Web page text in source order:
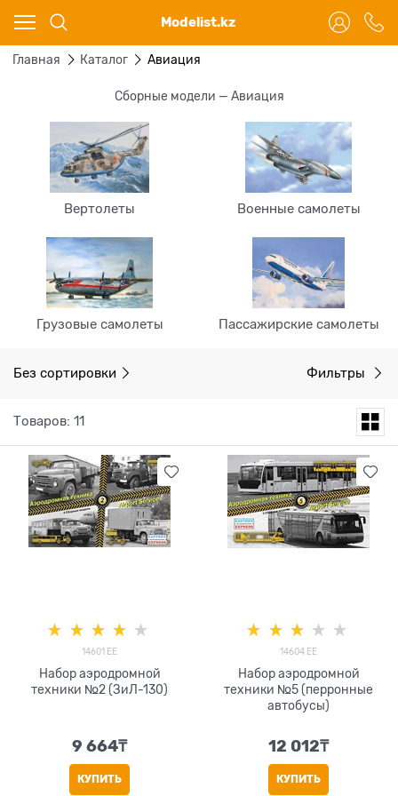
Modelist.kz
Главная Каталог Авиация
Сборные модели — Авиация
Вертолеты Военные самолеты
Грузовые самолеты Пассажирские самолеты
Без сортировки Фильтры
Товаров: 11
14601 EE
Набор аэродромной
техники №2 (ЗиЛ-130)
9 664₸
КУПИТЬ
14604 EE
Набор аэродромной
техники №5 (перронные
автобусы)
12 012₸
КУПИТЬ
Ваш город - Караганда,
угадали?
ДА НЕТ